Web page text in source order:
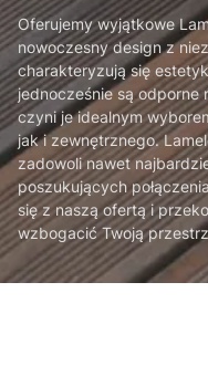
Oferujemy wyjątkowe
nowoczesny design z
charakteryzują się
jednocześnie są odporne
czyni je idealnym
jak i zewnętrznego.
zadowoli nawet
poszukujących
się z naszą ofertą i
wzbogacić Twoją